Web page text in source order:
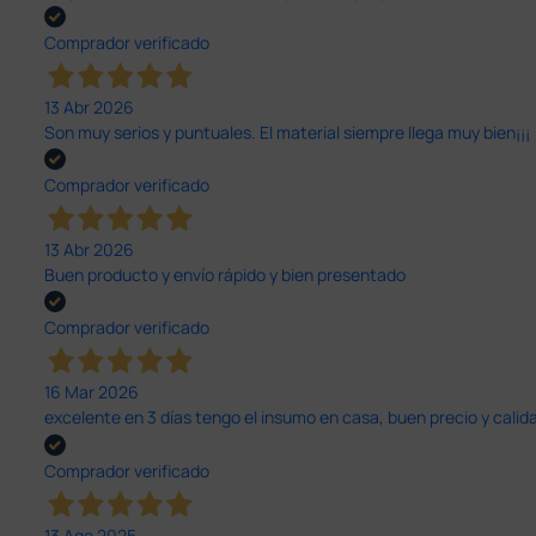
Comprador verificado
13 Abr 2026
Son muy serios y puntuales. El material siempre llega muy bien¡¡¡
Comprador verificado
13 Abr 2026
Buen producto y envío rápido y bien presentado
Comprador verificado
16 Mar 2026
excelente en 3 días tengo el insumo en casa, buen precio y
Comprador verificado